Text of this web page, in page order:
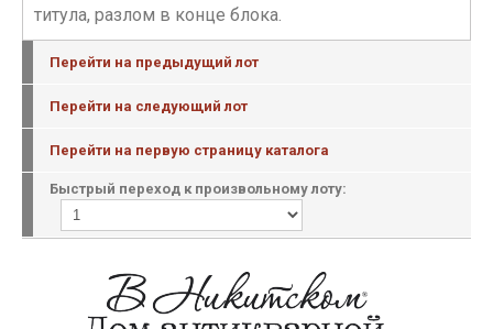
титула, разлом в конце блока.
Перейти на предыдущий лот
Перейти на следующий лот
Перейти на первую страницу каталога
Быстрый переход к произвольному лоту: